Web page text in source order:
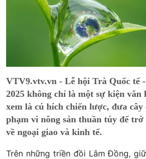
VTV9.vtv.vn - Lễ hội Trà Quốc tế
2025 không chỉ là một sự kiện văn
xem là cú hích chiến lược, đưa
phạm vi nông sản thuần túy để
về ngoại giao và kinh tế.
Trên những triền đồi Lâm Đồng,